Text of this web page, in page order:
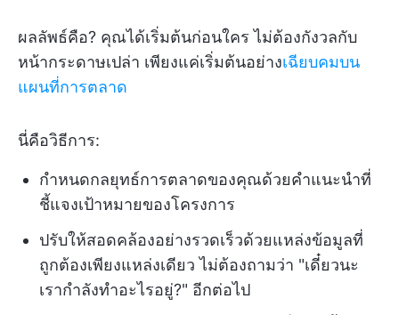
ผลลัพธ์คือ? คุณได้เริ่มต้นก่อนใคร ไม่ต้องกังวลกับ
หน้ากระดาษเปล่า เพียงแค่เริ่มต้นอย่างเฉียบคมบน
แผนที่การตลาด
นี่คือวิธีการ:
กำหนดกลยุทธ์การตลาดของคุณด้วยคำแนะนำที่
ชี้แจงเป้าหมายของโครงการ
ปรับให้สอดคล้องอย่างรวดเร็วด้วยแหล่งข้อมูลที่
ถูกต้องเพียงแหล่งเดียว ไม่ต้องถามว่า "เดี๋ยวนะ
เรากำลังทำอะไรอยู่?" อีกต่อไป